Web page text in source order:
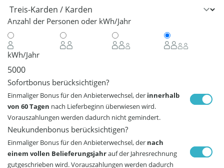
Anzahl der Personen oder kWh/Jahr
kWh/Jahr
Sofortbonus berücksichtigen?
Einmaliger Bonus für den Anbieterwechsel, der innerhalb
von 60 Tagen nach Lieferbeginn überwiesen wird.
Vorauszahlungen werden dadurch nicht gemindert.
Neukundenbonus berücksichtigen?
Einmaliger Bonus für den Anbieterwechsel, der nach
einem vollen Belieferungsjahrauf der Jahresrechnung
gutgeschrieben wird. Vorauszahlungen werden dadurch